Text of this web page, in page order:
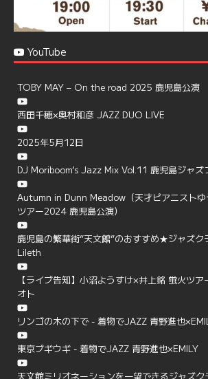
YouTube
TOBY MAY – On the road 2025 鹿児島公演
西田千穂×奥村和彦 JAZZ DUO LIVE
2025年5月12日
DJ Moriboom’s Jazz Mix Vol.11 鹿児島ジャズ
Autumn in Dunn Meadow（天才ピアニストゆ
ツアー2024 鹿児島公演）
鹿児島の繁華街”天文館”のおすすめ★ジャズ
Lileth
【ライブ告知】小沼ようすけ×井上銘 蛍火ツ
オト
リンゴの木の下で - 着物でJAZZ 青野進也
東京ブギウギ - 着物でJAZZ 青野進也×EMILY
天文館ミリオネーションを一望できるジャズク